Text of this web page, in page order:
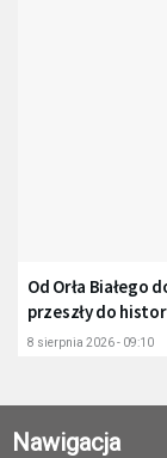
Od Orła
przeszły do
8 sierpnia 2026 - 09:10
Nawigacja